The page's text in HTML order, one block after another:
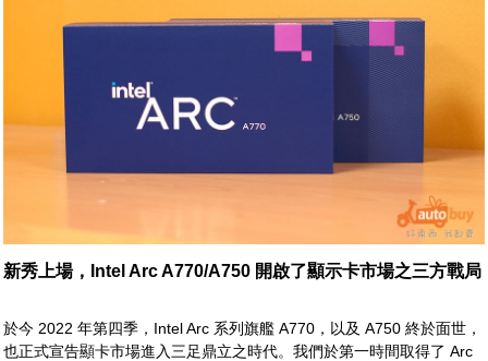
新秀上場，Intel Arc A770/A750 開啟了顯示卡市場之三方戰局
於今 2022 年第四季，Intel Arc 系列旗艦 A770，以及 A750 終於面世，
也正式宣告顯卡市場進入三足鼎立之時代。我們於第一時間取得了 Arc